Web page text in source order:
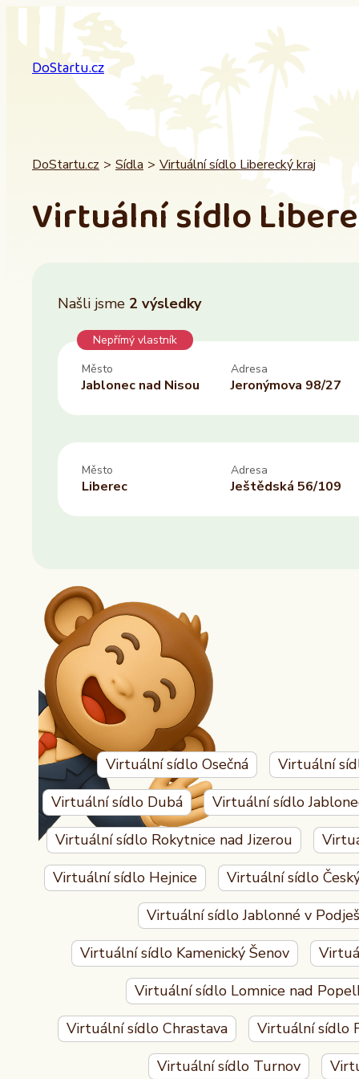
Přeskočit
na
obsah
DoStartu.cz
DoStartu.cz > Sídla > Virtuální sídlo Liberecký kraj
Virtuální sídlo
Město
Cheb
Trvalý pobyt
Ano
Ne
Našli jsme 2 výsledky
Nepřímý vlastník
Město
Jablonec nad Nisou
Adresa
Jeronýmova 98/27
Město
Liberec
Adresa
Ještědská 56/109
Virtuální sídlo Osečná Virtuální
Virtuální sídlo Dubá
Virtuální sídlo
Virtuální sídlo Rokytnice nad Jizerou
Virtuální sídlo Hejnice
Virtuální sídlo
Virtuální sídlo Jablonné v
Virtuální sídlo Kamenický Šenov
Virtuální sídlo Lomnice nad
Virtuální sídlo Chrastava
Virtuální sídlo
Virtuální sídlo Turnov